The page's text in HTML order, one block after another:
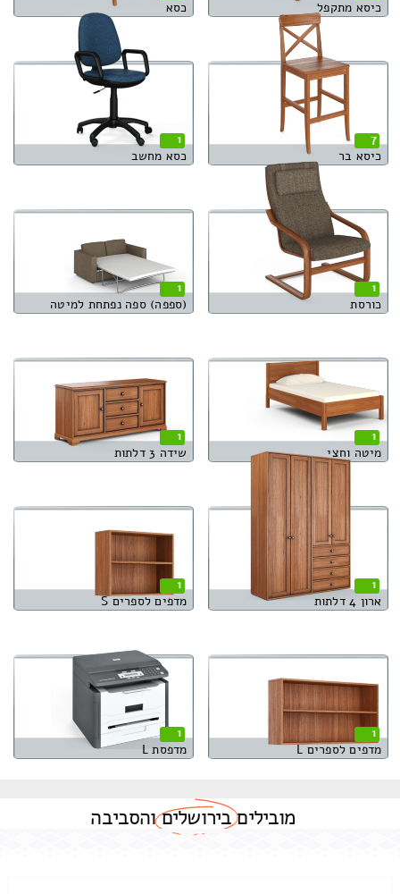
כיסא מתקפל כסא
7
כיסא בר
1
כסא מחשב
1
כורסת
1
(ספפה) ספה נפתחת למיטה
1
מיטה וחצי
1
שידה 3 דלתות
1
ארון 4 דלתות
1
מדפים לספרים S
1
מדפים לספרים L
1
מדפסת L
מוביליםבירושליםוהסביבה